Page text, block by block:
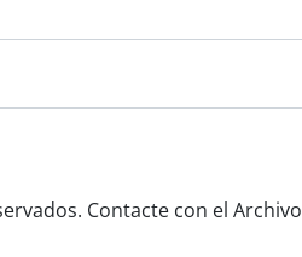
Contacte con el Archivo